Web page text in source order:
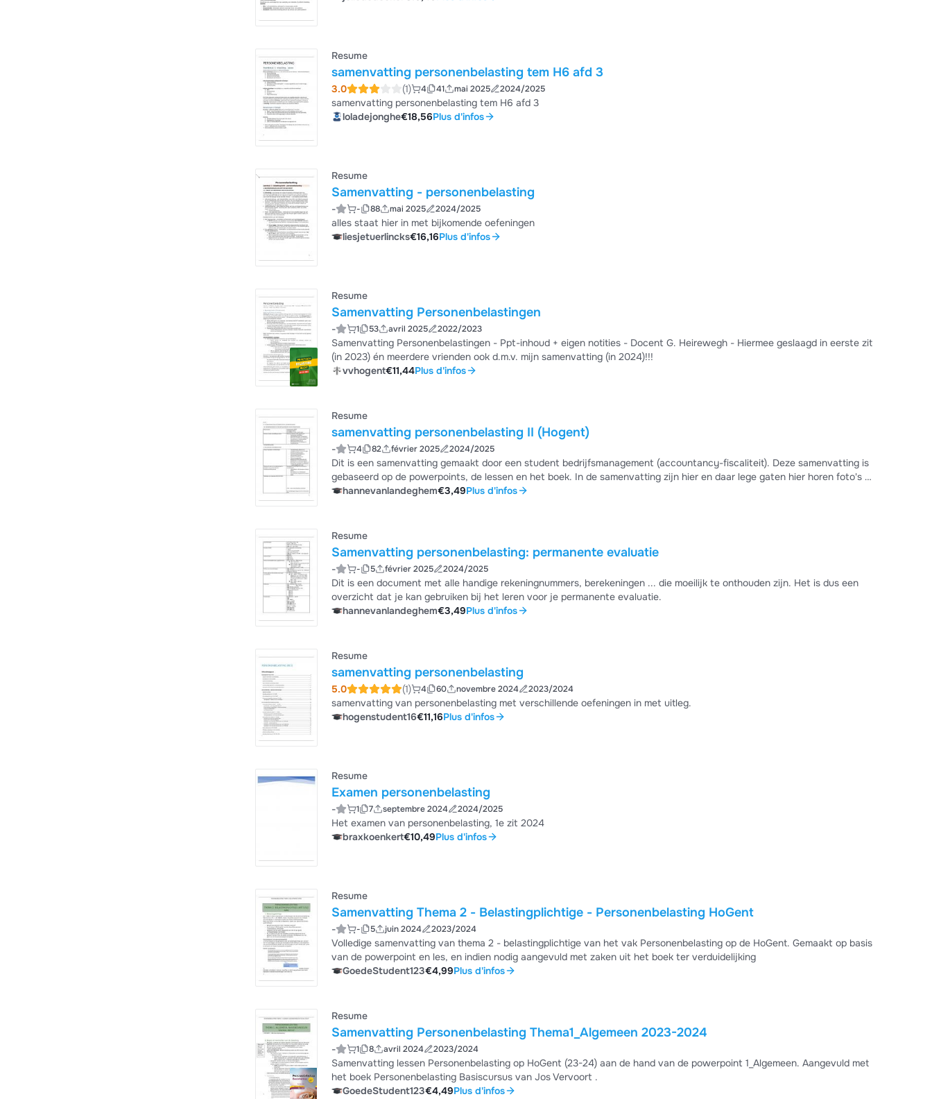
Resume
samenvatting personenbelasting tem H6 afd 3
3.0 (1) 4 41 mai 2025 2024/2025
samenvatting personenbelasting tem H6 afd 3
loladejonghe€18,56Plus d'infos
Resume
Samenvatting - personenbelasting
- - 88 mai 2025 2024/2025
alles staat hier in met bijkomende oefeningen
liesjetuerlincks€16,16Plus d'infos
Resume
Samenvatting Personenbelastingen
- 1 53 avril 2025 2022/2023
Samenvatting Personenbelastingen - Ppt-inhoud + eigen notities - Docent G. Heirewegh - Hiermee geslaagd in eerste zit
(in 2023) én meerdere vrienden ook d.m.v. mijn samenvatting (in 2024)!!!
vvhogent€11,44Plus d'infos
Resume
samenvatting personenbelasting II (Hogent)
- 4 82 février 2025 2024/2025
Dit is een samenvatting gemaakt door een student bedrijfsmanagement (accountancy-fiscaliteit). Deze samenvatting is
gebaseerd op de powerpoints, de lessen en het boek. In de samenvatting zijn hier en daar lege gaten hier horen foto's uit
de powerpoint maar deze zijn weggelaten zodat ik geen plagiaat pleeg.
hannevanlandeghem€3,49Plus d'infos
Resume
Samenvatting personenbelasting: permanente evaluatie
- - 5 février 2025 2024/2025
Dit is een document met alle handige rekeningnummers, berekeningen ... die moeilijk te onthouden zijn. Het is dus een
overzicht dat je kan gebruiken bij het leren voor je permanente evaluatie.
hannevanlandeghem€3,49Plus d'infos
Resume
samenvatting personenbelasting
5.0 (1) 4 60 novembre 2024 2023/2024
samenvatting van personenbelasting met verschillende oefeningen in met uitleg.
hogenstudent16€11,16Plus d'infos
Resume
Examen personenbelasting
- 1 7 septembre 2024 2024/2025
Het examen van personenbelasting, 1e zit 2024
braxkoenkert€10,49Plus d'infos
Resume
Samenvatting Thema 2 - Belastingplichtige - Personenbelasting HoGent
- - 5 juin 2024 2023/2024
Volledige samenvatting van thema 2 - belastingplichtige van het vak Personenbelasting op de HoGent. Gemaakt op basis
van de powerpoint en les, en indien nodig aangevuld met zaken uit het boek ter verduidelijking
GoedeStudent123€4,99Plus d'infos
Resume
Samenvatting Personenbelasting Thema1_Algemeen 2023-2024
- 1 8 avril 2024 2023/2024
Samenvatting lessen Personenbelasting op HoGent (23-24) aan de hand van de powerpoint 1_Algemeen. Aangevuld met
het boek Personenbelasting Basiscursus van Jos Vervoort .
GoedeStudent123€4,49Plus d'infos